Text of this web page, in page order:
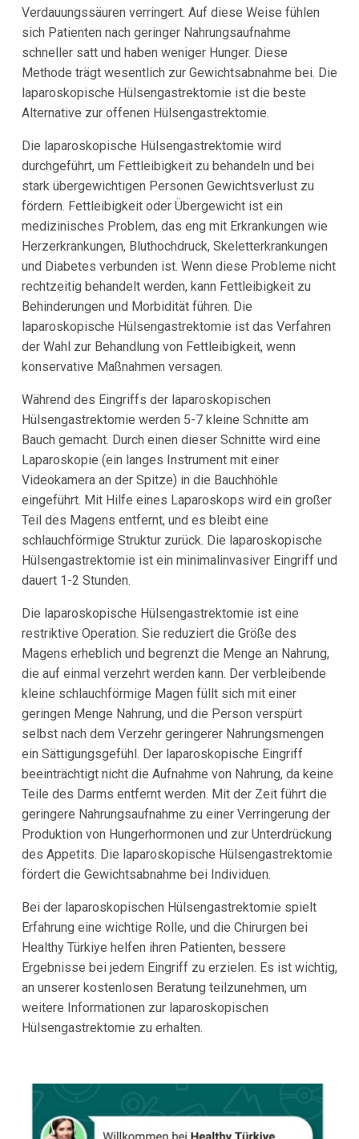
Verdauungssäuren verringert. Auf diese Weise fühlen
sich Patienten nach geringer Nahrungsaufnahme
schneller satt und haben weniger Hunger. Diese
Methode trägt wesentlich zur Gewichtsabnahme bei. Die
laparoskopische Hülsengastrektomie ist die beste
Alternative zur offenen Hülsengastrektomie.
Die laparoskopische Hülsengastrektomie wird
durchgeführt, um Fettleibigkeit zu behandeln und bei
stark übergewichtigen Personen Gewichtsverlust zu
fördern. Fettleibigkeit oder Übergewicht ist ein
medizinisches Problem, das eng mit Erkrankungen wie
Herzerkrankungen, Bluthochdruck, Skeletterkrankungen
und Diabetes verbunden ist. Wenn diese Probleme nicht
rechtzeitig behandelt werden, kann Fettleibigkeit zu
Behinderungen und Morbidität führen. Die
laparoskopische Hülsengastrektomie ist das Verfahren
der Wahl zur Behandlung von Fettleibigkeit, wenn
konservative Maßnahmen versagen.
Während des Eingriffs der laparoskopischen
Hülsengastrektomie werden 5-7 kleine Schnitte am
Bauch gemacht. Durch einen dieser Schnitte wird eine
Laparoskopie (ein langes Instrument mit einer
Videokamera an der Spitze) in die Bauchhöhle
eingeführt. Mit Hilfe eines Laparoskops wird ein großer
Teil des Magens entfernt, und es bleibt eine
schlauchförmige Struktur zurück. Die laparoskopische
Hülsengastrektomie ist ein minimalinvasiver Eingriff und
dauert 1-2 Stunden.
Die laparoskopische Hülsengastrektomie ist eine
restriktive Operation. Sie reduziert die Größe des
Magens erheblich und begrenzt die Menge an Nahrung,
die auf einmal verzehrt werden kann. Der verbleibende
kleine schlauchförmige Magen füllt sich mit einer
geringen Menge Nahrung, und die Person verspürt
selbst nach dem Verzehr geringerer Nahrungsmengen
ein Sättigungsgefühl. Der laparoskopische Eingriff
beeinträchtigt nicht die Aufnahme von Nahrung, da keine
Teile des Darms entfernt werden. Mit der Zeit führt die
geringere Nahrungsaufnahme zu einer Verringerung der
Produktion von Hungerhormonen und zur Unterdrückung
des Appetits. Die laparoskopische Hülsengastrektomie
fördert die Gewichtsabnahme bei Individuen.
Bei der laparoskopischen Hülsengastrektomie spielt
Erfahrung eine wichtige Rolle, und die Chirurgen bei
Healthy Türkiye helfen ihren Patienten, bessere
Ergebnisse bei jedem Eingriff zu erzielen. Es ist wichtig,
an unserer kostenlosen Beratung teilzunehmen, um
weitere Informationen zur laparoskopischen
Hülsengastrektomie zu erhalten.